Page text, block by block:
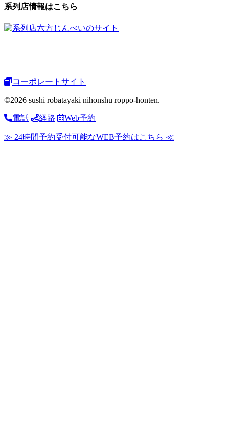
系列店情報はこちら
コーポレートサイト
©2026 sushi robatayaki nihonshu roppo-honten.
電話 経路 Web予約
≫ 24時間予約受付可能なWEB予約はこちら ≪